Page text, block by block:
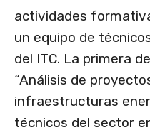
actividades
un equipo de
del ITC. La primera
“Análisis de
infraestructuras
técnicos del sector